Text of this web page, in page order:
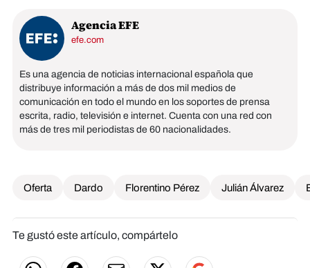
Agencia EFE
efe.com
Es una agencia de noticias internacional española que
distribuye información a más de dos mil medios de
comunicación en todo el mundo en los soportes de prensa
escrita, radio, televisión e internet. Cuenta con una red con
más de tres mil periodistas de 60 nacionalidades.
Oferta Dardo Florentino Pérez Julián Álvarez
Te gustó este artículo, compártelo